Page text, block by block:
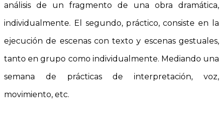
análisis de un fragmento de una obra dramática,
individualmente. El segundo, práctico, consiste en la
ejecución de escenas con texto y escenas gestuales,
tanto en grupo como individualmente. Mediando una
semana de prácticas de interpretación, voz,
movimiento, etc.